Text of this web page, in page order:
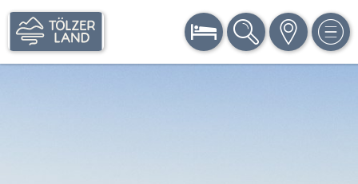
BUCHEN SUCHE KARTE MENÜ